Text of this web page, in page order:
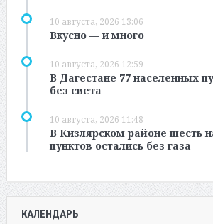
10 августа, 2026 13:06
Вкусно — и много
10 августа, 2026 12:59
В Дагестане 77 населенных
без света
10 августа, 2026 11:48
В Кизлярском районе шесть
пунктов остались без газа
КАЛЕНДАРЬ